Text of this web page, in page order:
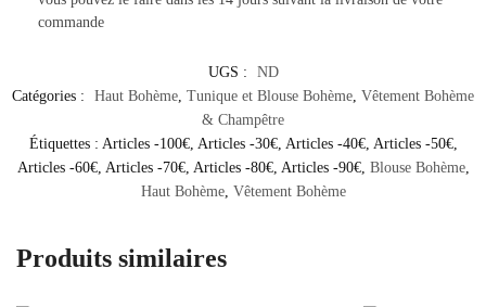
commande
UGS :
ND
Catégories :
Haut Bohème, Tunique et Blouse Bohème, Vêtement Bohème
& Champêtre
Étiquettes : Articles -100€, Articles -30€, Articles -40€, Articles -50€,
Articles -60€, Articles -70€, Articles -80€, Articles -90€, Blouse Bohème,
Haut Bohème, Vêtement Bohème
Produits similaires